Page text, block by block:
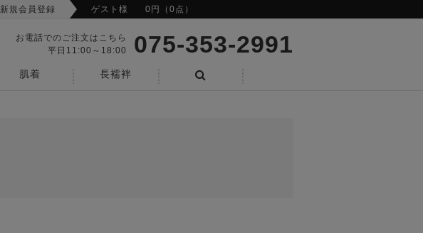
新規会員登録 ゲスト様 0円（0点）
お電話でのご注文はこちら
平日11:00～18:00
075-353-2991
肌着
長襦袢